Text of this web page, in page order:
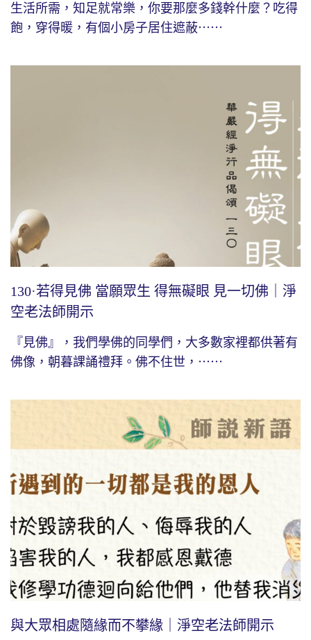
生活所需，知足就常樂，你要那麼多錢幹什麼？吃得
飽，穿得暖，有個小房子居住遮蔽⋯⋯
130·若得見佛 當願眾生 得無礙眼 見一切佛｜淨
空老法師開示
『見佛』，我們學佛的同學們，大多數家裡都供著有
佛像，朝暮課誦禮拜。佛不住世，⋯⋯
與大眾相處隨緣而不攀緣｜淨空老法師開示